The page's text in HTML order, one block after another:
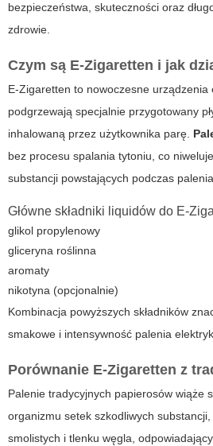
bezpieczeństwa, skuteczności oraz
zdrowie.
Czym są E-Zigaretten i jak
E-Zigaretten to nowoczesne urządzenia
podgrzewają specjalnie przygotowany
inhalowaną przez użytkownika parę.
bez procesu spalania tytoniu, co
substancji powstających podczas
Główne składniki liquidów do E-
glikol propylenowy
gliceryna roślinna
aromaty
nikotyna (opcjonalnie)
Kombinacja powyższych składników
smakowe i intensywność palenia
Porównanie E-Zigaretten z
Palenie tradycyjnych papierosów wiąże
organizmu setek szkodliwych substancji
smolistych i tlenku węgla,